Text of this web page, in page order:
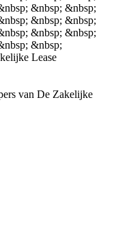
Zakelijke